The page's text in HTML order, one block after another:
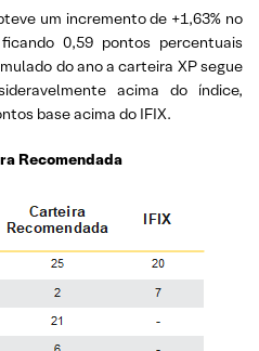
um incremento de +1,63% no
0,59 pontos percentuais
do ano a carteira XP segue
acima do índice,
base acima do IFIX.
Recomendada